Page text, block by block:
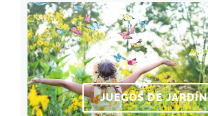
JUEGOS DE JARDÍN